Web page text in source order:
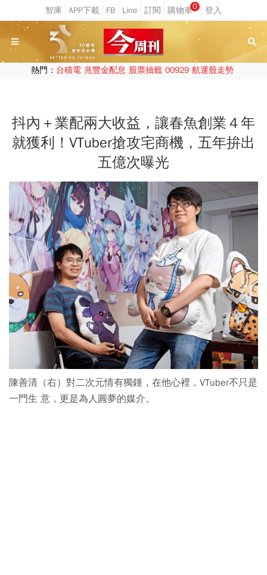
0
熱門： 台積電 兆豐金配息 股票抽籤 00929 航運股走勢
抖內＋業配兩大收益，讓春魚創業４年
就獲利！VTuber搶攻宅商機，五年拚出
五億次曝光
陳善清（右）對二次元情有獨鍾，在他心裡，VTuber不只是
一門生 意，更是為人圓夢的媒介。